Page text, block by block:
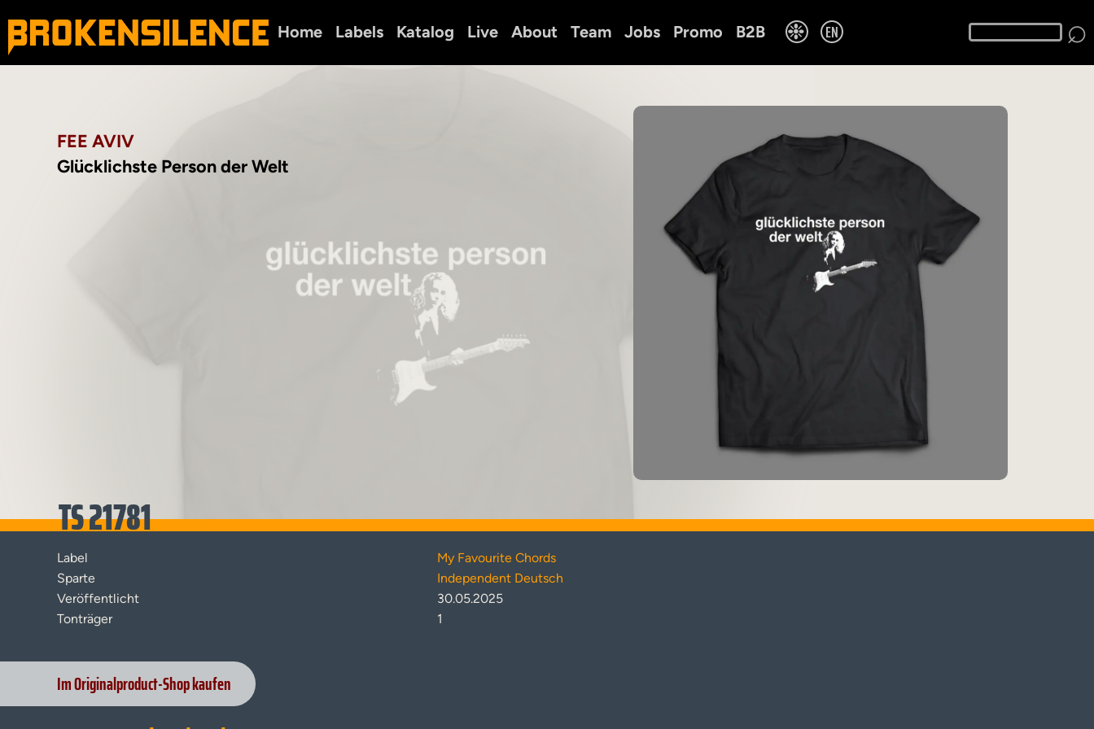
Home Labels Katalog Live About Team Jobs Promo B2B ❉ EN ⌕
FEE AVIV
Glücklichste Person der Welt
TS 21781
Label
My Favourite Chords
Sparte
Independent Deutsch
Veröffentlicht
30.05.2025
Tonträger
1
Im Originalproduct-Shop kaufen